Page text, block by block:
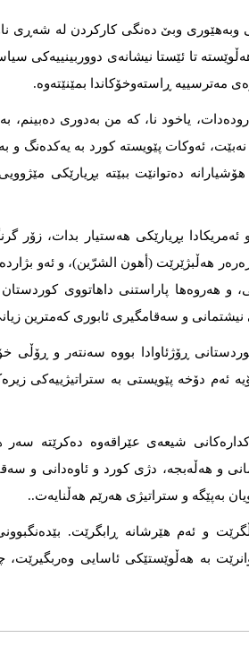
وبەهێوری وبێ دەنگی كاركردن لە شەڕی
تا ئێستا نیشانەی دووربینییەکی
مەترسییە ڕاستەوخۆکاندا بمێنێتەوە.
یاخود نا، كە من بەدوری دەبینم،
ئەوکات پێویستە کورد بە یەکدەنگ و
دەتوانێت ببێتە بڕیارێکی
ئەمریكادا بڕیارێکی هەستیار بدات، زۆر
زەرەر هەڵبژێرێت (أهون الشرّین)، و ئەو
و هەروەها پاراستنی داهاتووی
و سەقامگیری ئابوری كەمترین
ڕۆژئاوادا بووە سەنتەر و ڕۆڵی
ئەم دۆخە پێویستی بە ستراتیژییەکی
شیعەی عێراقەوە دەکرێتە سەر
و هەڵەبجە، دژی كورد و ئاوەدانی و
بەپێگە و ستراتیژی هەرێم هەڵنایەت..
و ئەم هێرشانە ڕابگرێت.
بە هەڵوێستێکی ئاسایی